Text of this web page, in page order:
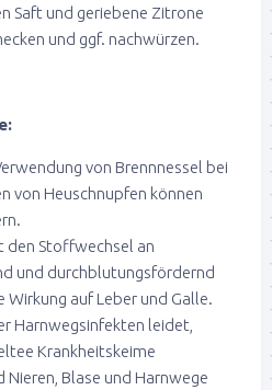
Saft und geriebene Zitrone
und ggf. nachwürzen.
von Brennnessel bei
von Heuschnupfen können
den Stoffwechsel an
und durchblutungsfördernd
Wirkung auf Leber und Galle.
Harnwegsinfekten leidet,
Krankheitskeime
Nieren, Blase und Harnwege